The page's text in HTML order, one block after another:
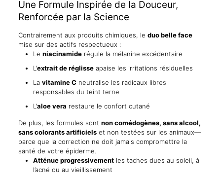
Une Formule Inspirée de la Douceur,
Renforcée par la Science
Contrairement aux produits chimiques, le duo belle face
mise sur des actifs respectueux :
Le niacinamiderégule la mélanine excédentaire
L’extrait de réglisseapaise les irritations résiduelles
La vitamine C neutralise les radicaux libres
responsables du teint terne
L’aloe vera restaure le confort cutané
De plus, les formules sont non comédogènes, sans alcool,
sans colorants artificielset non testées sur les animaux—
parce que la correction ne doit jamais compromettre la
santé de votre épiderme.
Atténue progressivementles taches dues au soleil, à
l’acné ou au vieillissement